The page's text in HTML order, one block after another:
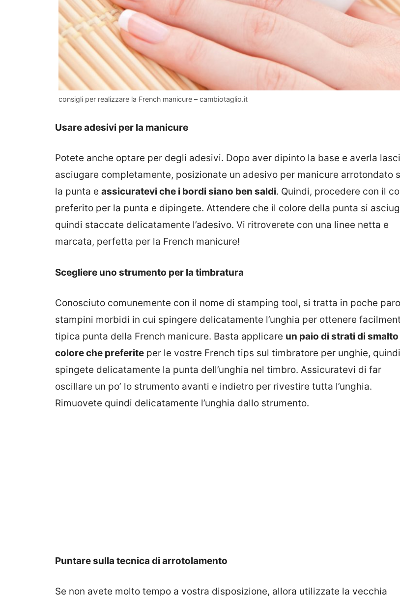
consigli per realizzare la French manicure – cambiotaglio.it
Usare adesivi per la manicure
Potete anche optare per degli adesivi. Dopo aver dipinto la base e averla
asciugare completamente, posizionate un adesivo per manicure arrotondato
la punta e assicuratevi che i bordi siano ben saldi. Quindi, procedere con il
preferito per la punta e dipingete. Attendere che il colore della punta si
quindi staccate delicatamente l’adesivo. Vi ritroverete con una linee netta e
marcata, perfetta per la French manicure!
Scegliere uno strumento per la timbratura
Conosciuto comunemente con il nome di stamping tool, si tratta in poche
stampini morbidi in cui spingere delicatamente l’unghia per ottenere
tipica punta della French manicure. Basta applicare un paio di strati di smalto
colore che preferite per le vostre French tips sul timbratore per unghie, quindi
spingete delicatamente la punta dell’unghia nel timbro. Assicuratevi di far
oscillare un po’ lo strumento avanti e indietro per rivestire tutta l’unghia.
Rimuovete quindi delicatamente l’unghia dallo strumento.
Puntare sulla tecnica di arrotolamento
Se non avete molto tempo a vostra disposizione, allora utilizzate la vecchia